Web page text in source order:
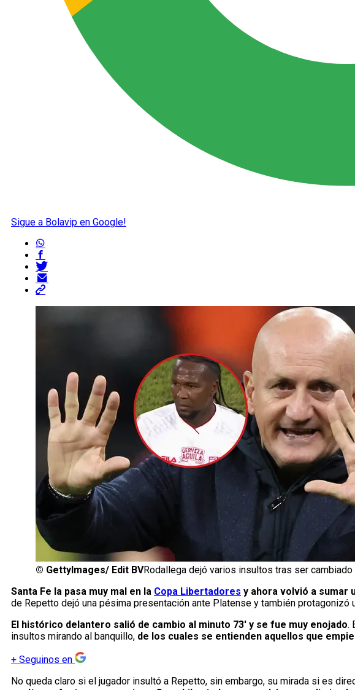
Sigue a Bolavip en Google!
© GettyImages/ Edit BVRodallega dejó varios insultos tras ser
Santa Fe la pasa muy mal en la Copa Libertadores y ahora volvió a sumar
de Repetto dejó una pésima presentación ante Platense y también protagonizó
El histórico delantero salió de cambio al minuto 73′ y se fue muy enojado.
insultos mirando al banquillo, de los cuales se entienden aquellos que
+ Seguinos en
No queda claro si el jugador insultó a Repetto, sin embargo, su mirada si es